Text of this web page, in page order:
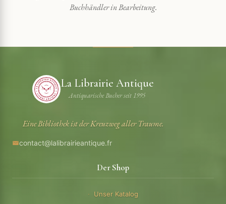
Buchhändler in Bearbeitung.
La Librairie Antique
Antiquarische Bucher seit 1995
Eine Bibliothek ist der Kreuzweg aller Traume.
contact@lalibrairieantique.fr
Der Shop
Unser Katalog